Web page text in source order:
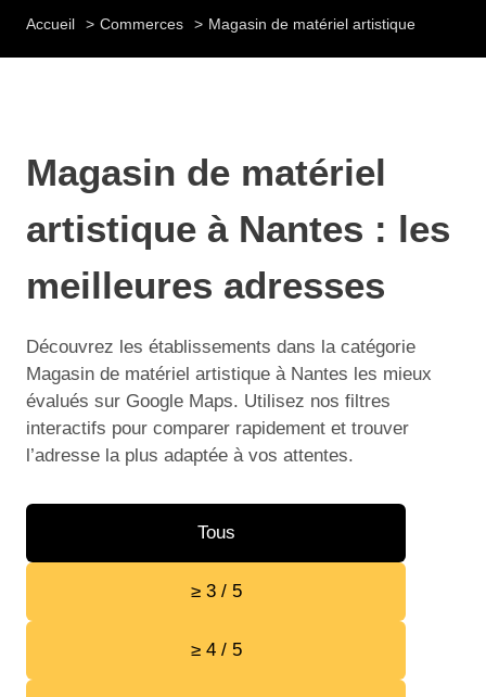
Accueil Commerces Magasin de matériel artistique
Magasin de matériel
artistique à Nantes : les
meilleures adresses
Découvrez les établissements dans la catégorie
Magasin de matériel artistique à Nantes les mieux
évalués sur Google Maps. Utilisez nos filtres
interactifs pour comparer rapidement et trouver
l’adresse la plus adaptée à vos attentes.
Tous
≥ 3 / 5
≥ 4 / 5